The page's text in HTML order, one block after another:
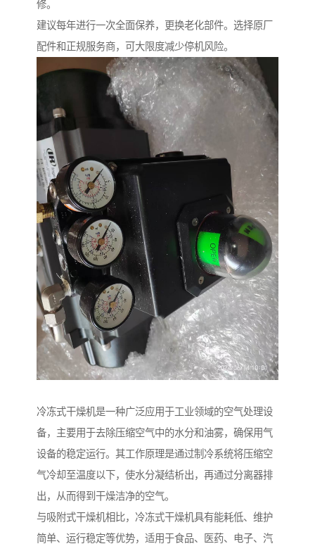
修。
建议每年进行一次全面保养，更换老化部件。选择原厂
配件和正规服务商，可大限度减少停机风险。
冷冻式干燥机是一种广泛应用于工业领域的空气处理设
备，主要用于去除压缩空气中的水分和油雾，确保用气
设备的稳定运行。其工作原理是通过制冷系统将压缩空
气冷却至温度以下，使水分凝结析出，再通过分离器排
出，从而得到干燥洁净的空气。
与吸附式干燥机相比，冷冻式干燥机具有能耗低、维护
简单、运行稳定等优势，适用于食品、医药、电子、汽